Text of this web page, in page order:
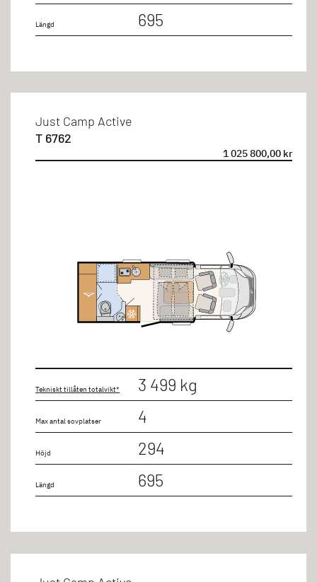
till 8m
Sittplatser
4 personer
Längd 695
Just Camp Active
T 6762
1 025 800,00 kr
Tekniskt tillåten totalvikt* 3 499 kg
Max antal sovplatser 4
Höjd 294
Längd 695